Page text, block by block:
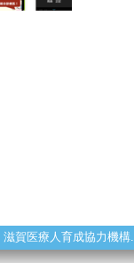
賀医療人育成協力機構.